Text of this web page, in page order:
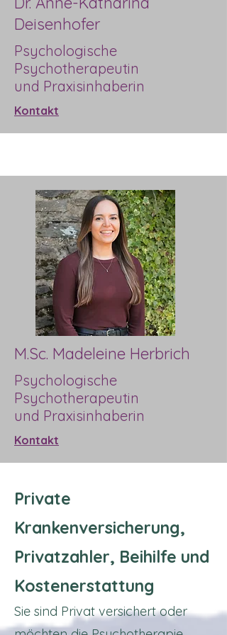
Deisenhofer
Psychologische
Psychotherapeutin
und Praxisinhaberin
Kontakt
M.Sc. Madeleine Herbrich
Psychologische
Psychotherapeutin
und Praxisinhaberin
Kontakt
Private
Krankenversicherung,
Privatzahler, Beihilfe und
Kostenerstattung
Sie sind Privat versichert oder